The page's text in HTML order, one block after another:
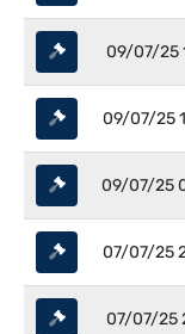
09/07/25
09/07/25
09/07/25
07/07/25
07/07/25